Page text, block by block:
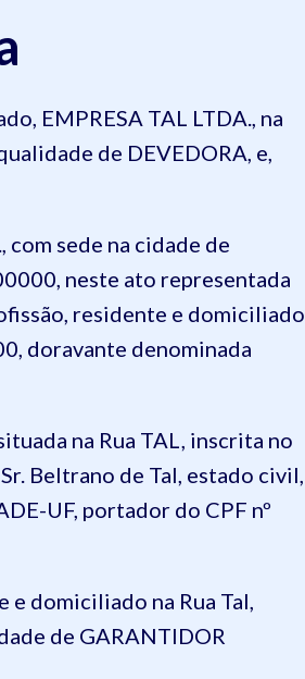
EMPRESA TAL LTDA., na
de DEVEDORA, e,
sede na cidade de
neste ato representada
residente e domiciliado
doravante denominada
na Rua TAL, inscrita no
Beltrano de Tal, estado civil,
UF, portador do CPF nº
e domiciliado na Rua Tal,
de GARANTIDOR